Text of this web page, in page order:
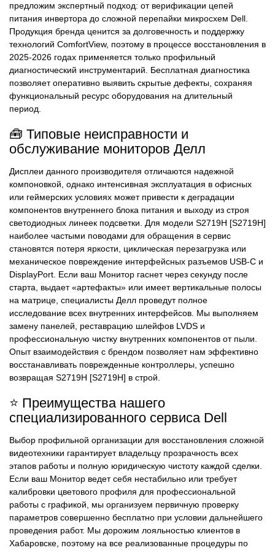
предложим экспертный подход: от верификации цепей
питания инвертора до сложной перепайки микросхем Dell.
Продукция бренда ценится за долговечность и поддержку
технологий ComfortView, поэтому в процессе восстановления в
2025-2026 годах применяется только профильный
диагностический инструментарий. Бесплатная диагностика
позволяет оперативно выявить скрытые дефекты, сохраняя
функциональный ресурс оборудования на длительный
период.
🧰 Типовые неисправности и
обслуживание мониторов Делл
Дисплеи данного производителя отличаются надежной
компоновкой, однако интенсивная эксплуатация в офисных
или геймерских условиях может привести к деградации
компонентов внутреннего блока питания и выходу из строя
светодиодных линеек подсветки. Для модели S2719H [S2719H]
наиболее частыми поводами для обращения в сервис
становятся потеря яркости, циклическая перезагрузка или
механическое повреждение интерфейсных разъемов USB-C и
DisplayPort. Если ваш Монитор гаснет через секунду после
старта, выдает «артефакты» или имеет вертикальные полосы
на матрице, специалисты Делл проведут полное
исследование всех внутренних интерфейсов. Мы выполняем
замену панелей, реставрацию шлейфов LVDS и
профессиональную чистку внутренних компонентов от пыли.
Опыт взаимодействия с брендом позволяет нам эффективно
восстанавливать поврежденные контроллеры, успешно
возвращая S2719H [S2719H] в строй.
⭐ Преимущества нашего
специализированного сервиса Dell
Выбор профильной организации для восстановления сложной
видеотехники гарантирует владельцу прозрачность всех
этапов работы и полную юридическую чистоту каждой сделки.
Если ваш Монитор ведет себя нестабильно или требует
калибровки цветового профиля для профессиональной
работы с графикой, мы организуем первичную проверку
параметров совершенно бесплатно при условии дальнейшего
проведения работ. Мы дорожим лояльностью клиентов в
Хабаровске, поэтому на все реализованные процедуры по